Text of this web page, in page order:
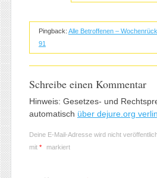
Pingback: Alle Betroffenen –
91
Schreibe einen Kommentar
Hinweis: Gesetzes- und
automatisch über dejure.org
Deine E-Mail-Adresse wird nicht
mit * markiert